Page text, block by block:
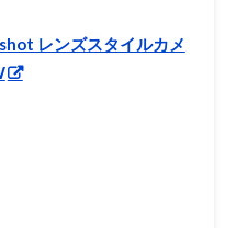
レンズスタイルカメ